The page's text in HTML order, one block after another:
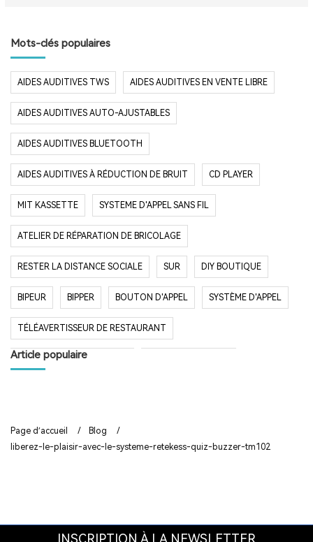
Mots-clés populaires
AIDES AUDITIVES TWS AIDES AUDITIVES EN VENTE LIBRE
AIDES AUDITIVES AUTO-AJUSTABLES
AIDES AUDITIVES BLUETOOTH
AIDES AUDITIVES À RÉDUCTION DE BRUIT CD PLAYER
MIT KASSETTE SYSTEME D'APPEL SANS FIL
ATELIER DE RÉPARATION DE BRICOLAGE
RESTER LA DISTANCE SOCIALE SUR DIY BOUTIQUE
BIPEUR BIPPER BOUTON D'APPEL SYSTÈME D'APPEL
TÉLÉAVERTISSEUR DE RESTAURANT
SYSTÈME D'APPEL SANS FIL
RESTAURANT HÔPITAL RADIO RADIO PORTABLE
Article populaire
Page d’accueil / Blog
/
liberez-le-plaisir-avec-le-systeme-retekess-quiz-buzzer-tm102
INSCRIPTION À LA NEWSLETTER